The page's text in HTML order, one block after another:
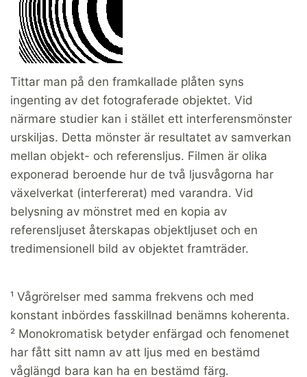
Tittar man på den framkallade plåten syns
ingenting av det fotograferade objektet. Vid
närmare studier kan i stället ett interferensmönster
urskiljas. Detta mönster är resultatet av samverkan
mellan objekt- och referensljus. Filmen är olika
exponerad beroende hur de två ljusvågorna har
växelverkat (interfererat) med varandra. Vid
belysning av mönstret med en kopia av
referensljuset återskapas objektljuset och en
tredimensionell bild av objektet framträder.
¹ Vågrörelser med samma frekvens och med
konstant inbördes fasskillnad benämns koherenta.
² Monokromatisk betyder enfärgad och fenomenet
har fått sitt namn av att ljus med en bestämd
våglängd bara kan ha en bestämd färg.